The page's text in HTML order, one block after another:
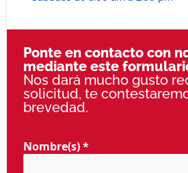
Ponte en contacto con
mediante este
Nos dará mucho gusto
solicitud, te
brevedad.
Nombre(s) *